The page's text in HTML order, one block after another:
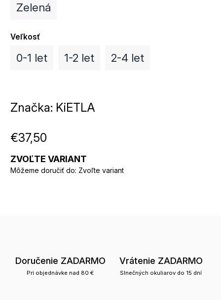
Zelená
Veľkosť
0-1 let 1-2 let 2-4 let
Značka: KiETLA
€37,50
ZVOĽTE VARIANT
Môžeme doručiť do: Zvoľte variant
Doručenie ZADARMO
Pri objednávke nad 80 €
Vrátenie ZADARMO
Slnečných okuliarov do 15 dní